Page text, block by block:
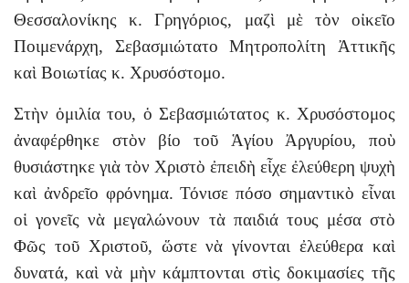
Θεσσαλονίκης κ. Γρηγόριος, μαζὶ μὲ τὸν οἰκεῖο
Ποιμενάρχη, Σεβασμιώτατο Μητροπολίτη Ἀττικῆς
καὶ Βοιωτίας κ. Χρυσόστομο.
Στὴν ὁμιλία του, ὁ Σεβασμιώτατος κ. Χρυσόστομος
ἀναφέρθηκε στὸν βίο τοῦ Ἁγίου Ἀργυρίου, ποὺ
θυσιάστηκε γιὰ τὸν Χριστὸ ἐπειδὴ εἶχε ἐλεύθερη ψυχὴ
καὶ ἀνδρεῖο φρόνημα. Τόνισε πόσο σημαντικὸ εἶναι
οἱ γονεῖς νὰ μεγαλώνουν τὰ παιδιά τους μέσα στὸ
Φῶς τοῦ Χριστοῦ, ὥστε νὰ γίνονται ἐλεύθερα καὶ
δυνατά, καὶ νὰ μὴν κάμπτονται στὶς δοκιμασίες τῆς